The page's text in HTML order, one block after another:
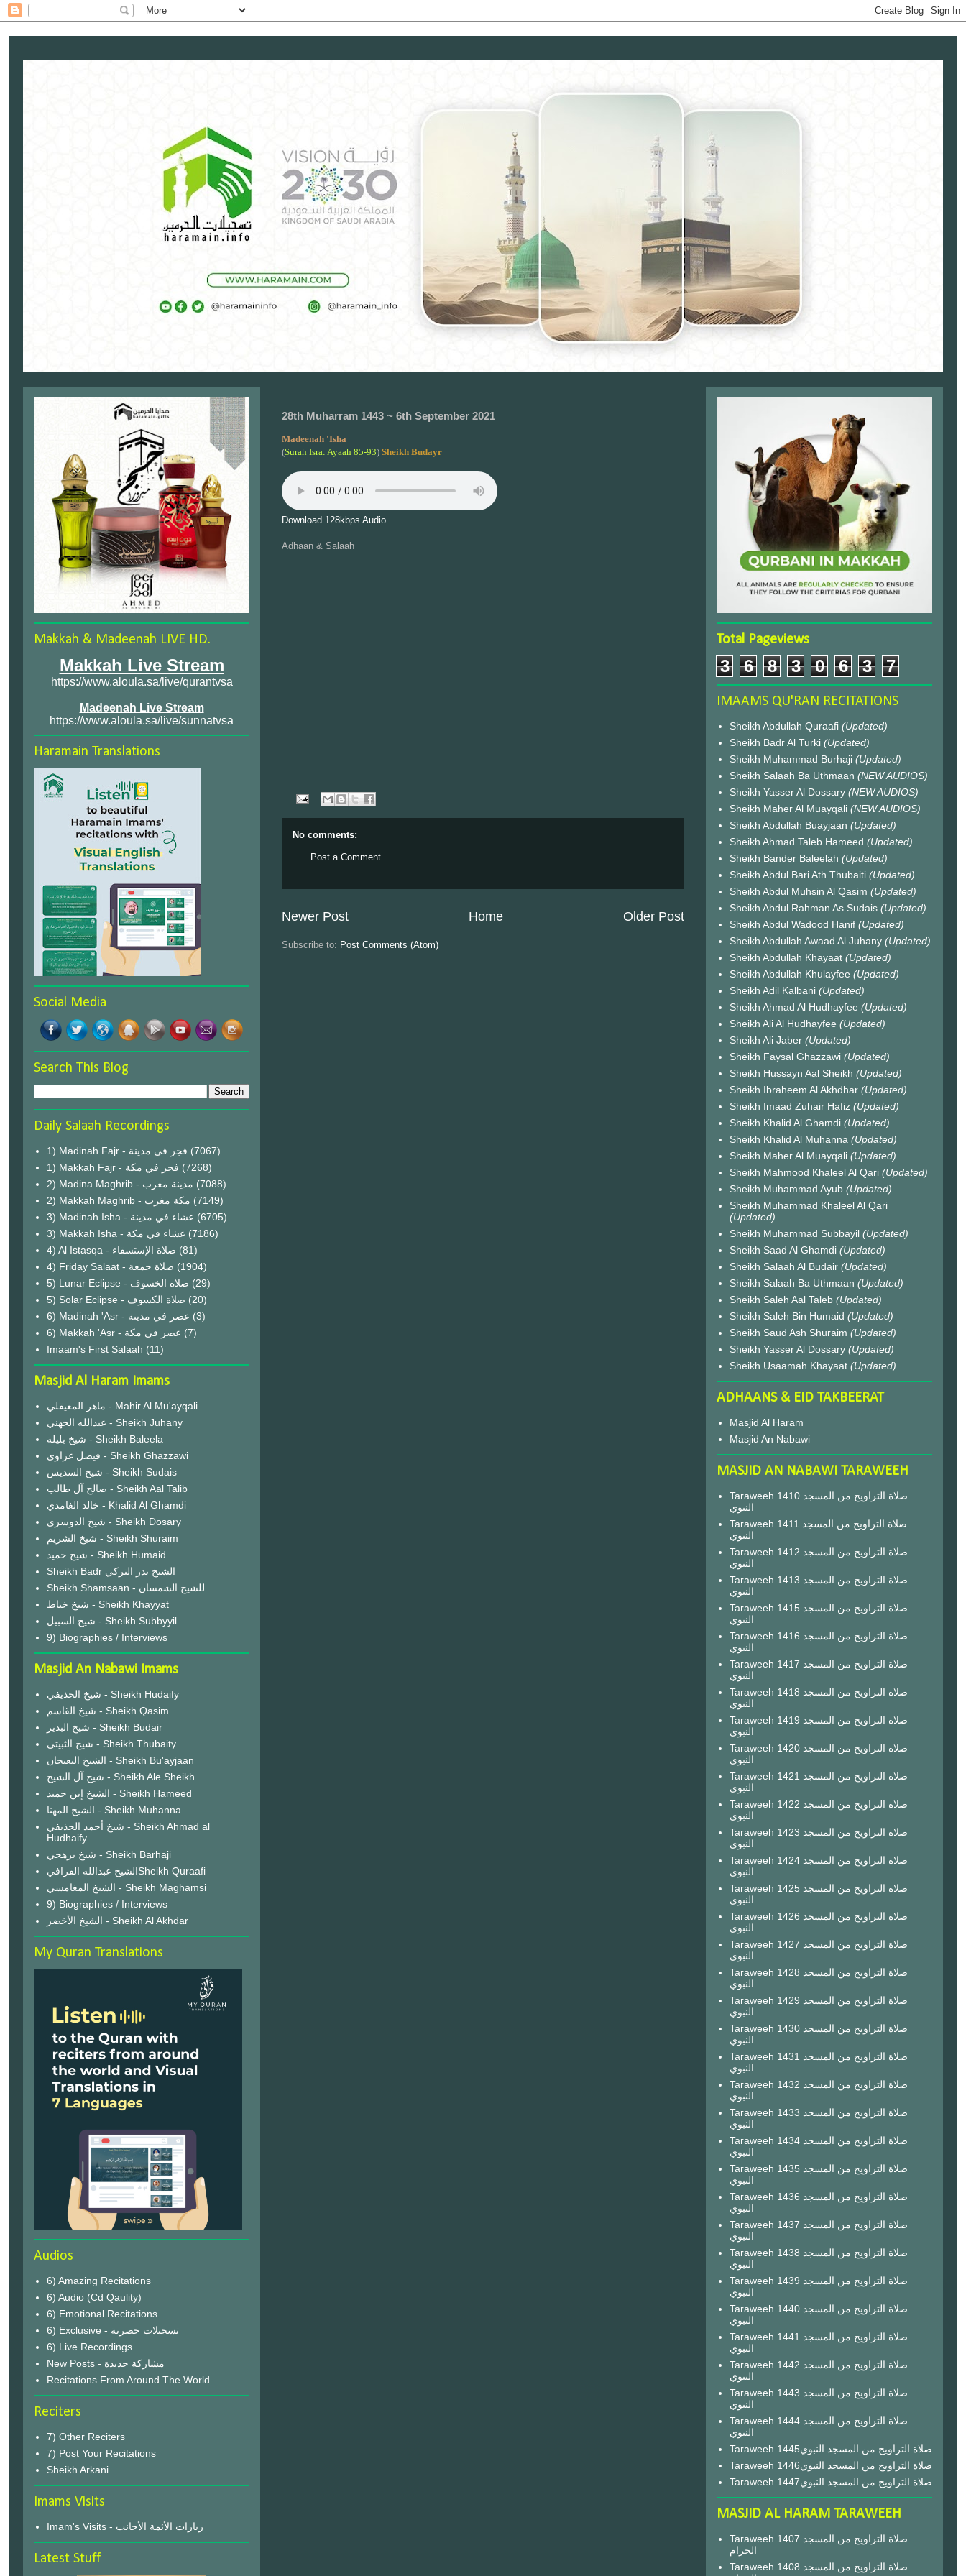
28th Muharram 1443 ~ 6th September 2021
Madeenah 'Isha
(Surah Isra: Ayaah 85-93) Sheikh Budayr
Download 128kbps Audio
Adhaan & Salaah
No comments:
Post a Comment
Newer Post Older Post
Home
Subscribe to: Post Comments (Atom)
Makkah & Madeenah LIVE HD.
Makkah Live Stream
https://www.aloula.sa/live/qurantvsa
Madeenah Live Stream
https://www.aloula.sa/live/sunnatvsa
Haramain Translations
Social Media
Search This Blog
Daily Salaah Recordings
1) Madinah Fajr - فجر في مدينة (7067)
1) Makkah Fajr - فجر في مكة (7268)
2) Madina Maghrib - مدينة مغرب (7088)
2) Makkah Maghrib - مكة مغرب (7149)
3) Madinah Isha - عشاء في مدينة (6705)
3) Makkah Isha - عشاء في مكة (7186)
4) Al Istasqa - صلاة الإستسقاء (81)
4) Friday Salaat - صلاة جمعة (1904)
5) Lunar Eclipse - صلاة الخسوف (29)
(20)
6) Madinah 'Asr - عصر في مدينة (3)
6) Makkah 'Asr - عصر في مكة (7)
Imaam's First Salaah (11)
Masjid Al Haram Imams
ماهر المعيقلي - Mahir Al Mu'ayqali
عبدالله الجهني - Sheikh Juhany
شيخ بليلة - Sheikh Baleela
فيصل غزاوي - Sheikh Ghazzawi
شيخ السديس - Sheikh Sudais
صالح آل طالب - Sheikh Aal Talib
خالد الغامدي - Khalid Al Ghamdi
شيخ الدوسري - Sheikh Dosary
شيخ الشريم - Sheikh Shuraim
شيخ حميد - Sheikh Humaid
Sheikh Badr الشيخ بدر التركي
Sheikh Shamsaan - للشيخ الشمسان
شيخ خياط - Sheikh Khayyat
شيخ السبيل - Sheikh Subbyyil
9) Biographies / Interviews
Masjid An Nabawi Imams
شيخ الحذيفي - Sheikh Hudaify
شيخ القاسم - Sheikh Qasim
شيخ البدير - Sheikh Budair
شيخ الثبيتي - Sheikh Thubaity
الشيخ البعيجان - Sheikh Bu'ayjaan
شيخ آل الشيخ - Sheikh Ale Sheikh
الشيخ إبن حميد - Sheikh Hameed
الشيخ المهنا - Sheikh Muhanna
شيخ أحمد الحذيفي - Sheikh Ahmad al
Hudhaify
شيخ برهجي - Sheikh Barhaji
الشيخ عبدالله القرافيSheikh Quraafi
الشيخ المغامسي - Sheikh Maghamsi
9) Biographies / Interviews
الشيخ الأخضر - Sheikh Al Akhdar
My Quran Translations
Audios
6) Amazing Recitations
6) Audio (Cd Qaulity)
6) Emotional Recitations
6) Exclusive - تسجيلات حصرية
6) Live Recordings
New Posts - مشاركة جديدة
Recitations From Around The World
Reciters
7) Other Reciters
7) Post Your Recitations
Sheikh Arkani
Imams Visits
Imam's Visits - زيارات الأئمة الأجانب
Latest Stuff
Total Pageviews
3 6 8 3 0 6 3 7
IMAAMS QU'RAN RECITATIONS
Sheikh Abdullah Quraafi (Updated)
Sheikh Badr Al Turki (Updated)
Sheikh Muhammad Burhaji (Updated)
Sheikh Salaah Ba Uthmaan (NEW AUDIOS)
Sheikh Yasser Al Dossary (NEW AUDIOS)
Sheikh Maher Al Muayqali (NEW AUDIOS)
Sheikh Abdullah Buayjaan (Updated)
Sheikh Ahmad Taleb Hameed (Updated)
Sheikh Bander Baleelah (Updated)
Sheikh Abdul Bari Ath Thubaiti (Updated)
Sheikh Abdul Muhsin Al Qasim (Updated)
Sheikh Abdul Rahman As Sudais (Updated)
Sheikh Abdul Wadood Hanif (Updated)
Sheikh Abdullah Awaad Al Juhany (Updated)
Sheikh Abdullah Khayaat (Updated)
Sheikh Abdullah Khulayfee (Updated)
Sheikh Adil Kalbani (Updated)
Sheikh Ahmad Al Hudhayfee (Updated)
Sheikh Ali Al Hudhayfee (Updated)
Sheikh Ali Jaber (Updated)
Sheikh Faysal Ghazzawi (Updated)
Sheikh Hussayn Aal Sheikh (Updated)
Sheikh Ibraheem Al Akhdhar (Updated)
Sheikh Imaad Zuhair Hafiz (Updated)
Sheikh Khalid Al Ghamdi (Updated)
Sheikh Khalid Al Muhanna (Updated)
Sheikh Maher Al Muayqali (Updated)
Sheikh Mahmood Khaleel Al Qari (Updated)
Sheikh Muhammad Ayub (Updated)
Sheikh Muhammad Khaleel Al Qari
(Updated)
Sheikh Muhammad Subbayil (Updated)
Sheikh Saad Al Ghamdi (Updated)
Sheikh Salaah Al Budair (Updated)
Sheikh Salaah Ba Uthmaan (Updated)
Sheikh Saleh Aal Taleb (Updated)
Sheikh Saleh Bin Humaid (Updated)
Sheikh Saud Ash Shuraim (Updated)
Sheikh Yasser Al Dossary (Updated)
Sheikh Usaamah Khayaat (Updated)
ADHAANS & EID TAKBEERAT
Masjid Al Haram
Masjid An Nabawi
MASJID AN NABAWI TARAWEEH
Taraweeh 1410 صلاة التراويح من المسجد
النبوي
Taraweeh 1411 صلاة التراويح من المسجد
النبوي
Taraweeh 1412 صلاة التراويح من المسجد
النبوي
Taraweeh 1413 صلاة التراويح من المسجد
النبوي
Taraweeh 1415 صلاة التراويح من المسجد
النبوي
Taraweeh 1416 صلاة التراويح من المسجد
النبوي
Taraweeh 1417 صلاة التراويح من المسجد
النبوي
Taraweeh 1418 صلاة التراويح من المسجد
النبوي
Taraweeh 1419 صلاة التراويح من المسجد
النبوي
Taraweeh 1420 صلاة التراويح من المسجد
النبوي
Taraweeh 1421 صلاة التراويح من المسجد
النبوي
Taraweeh 1422 صلاة التراويح من المسجد
النبوي
Taraweeh 1423 صلاة التراويح من المسجد
النبوي
Taraweeh 1424 صلاة التراويح من المسجد
النبوي
Taraweeh 1425 صلاة التراويح من المسجد
النبوي
Taraweeh 1426 صلاة التراويح من المسجد
النبوي
Taraweeh 1427 صلاة التراويح من المسجد
النبوي
Taraweeh 1428 صلاة التراويح من المسجد
النبوي
Taraweeh 1429 صلاة التراويح من المسجد
النبوي
Taraweeh 1430 صلاة التراويح من المسجد
النبوي
Taraweeh 1431 صلاة التراويح من المسجد
النبوي
Taraweeh 1432 صلاة التراويح من المسجد
النبوي
Taraweeh 1433 صلاة التراويح من المسجد
النبوي
Taraweeh 1434 صلاة التراويح من المسجد
النبوي
Taraweeh 1435 صلاة التراويح من المسجد
النبوي
Taraweeh 1436 صلاة التراويح من المسجد
النبوي
Taraweeh 1437 صلاة التراويح من المسجد
النبوي
Taraweeh 1438 صلاة التراويح من المسجد
النبوي
Taraweeh 1439 صلاة التراويح من المسجد
النبوي
Taraweeh 1440 صلاة التراويح من المسجد
النبوي
Taraweeh 1441 صلاة التراويح من المسجد
النبوي
Taraweeh 1442 صلاة التراويح من المسجد
النبوي
Taraweeh 1443 صلاة التراويح من المسجد
النبوي
Taraweeh 1444 صلاة التراويح من المسجد
النبوي
Taraweeh 1445صلاة التراويح من المسجد النبوي
Taraweeh 1446صلاة التراويح من المسجد النبوي
Taraweeh 1447صلاة التراويح من المسجد النبوي
MASJID AL HARAM TARAWEEH
Taraweeh 1407 صلاة التراويح من المسجد
الحرام
Taraweeh 1408 صلاة التراويح من المسجد